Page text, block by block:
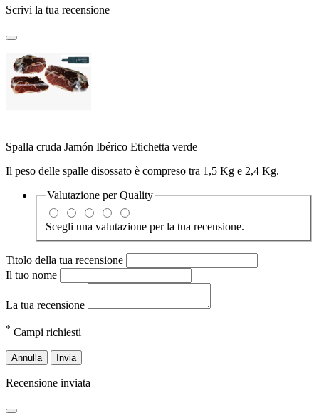
Scrivi la tua recensione
Spalla cruda Jamón Ibérico Etichetta verde
Il peso delle spalle disossato è compreso tra 1,5 Kg e 2,4 Kg.
Valutazione perQuality
Scegli una valutazione per la tua recensione.
Titolo della tua recensione
Il tuo nome
La tua recensione
* Campi richiesti
Annulla Invia
Recensione inviata